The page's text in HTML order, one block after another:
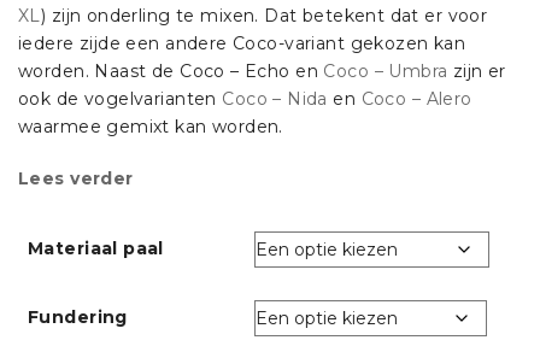
XL) zijn onderling te mixen. Dat betekent dat er voor
iedere zijde een andere Coco-variant gekozen kan
worden. Naast de Coco – Echo en Coco – Umbra zijn er
ook de vogelvarianten Coco – Nida en Coco – Alero
waarmee gemixt kan worden.
Lees verder
Materiaal paal
Fundering